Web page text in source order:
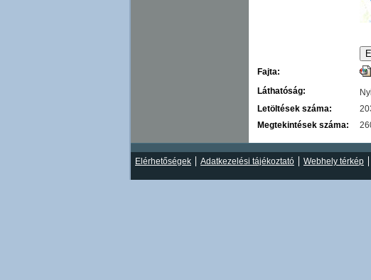
Fajta:
Láthatóság:
Letöltések száma:
Megtekintések száma:
Elérhetőségek Adatkezelési tájékoztató Webhely térkép